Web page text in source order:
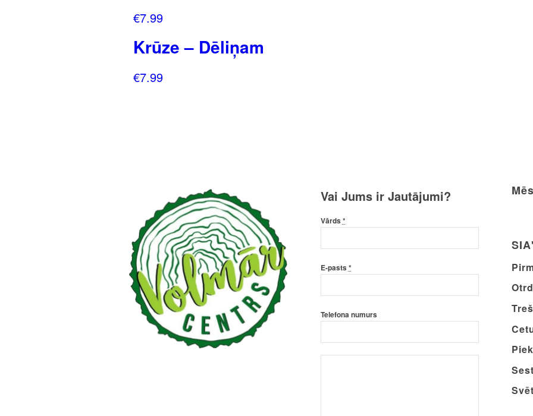
€7.99
Krūze – Dēliņam
€7.99
Vai Jums ir Jautājumi?
Vārds *
E-pasts *
Telefona numurs